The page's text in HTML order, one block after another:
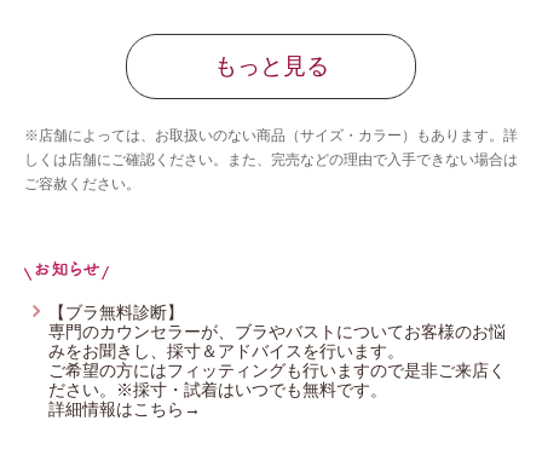
ウイング／ツヤカ
ブロス バイ ワコールメン
ウイング／フフ
もっと見る
※店舗によっては、お取扱いのない商品（サイズ・カラー）もあります。詳
しくは店舗にご確認ください。また、完売などの理由で入手できない場合は
ご容赦ください。
【ブラ無料診断】
専門のカウンセラーが、ブラやバストについてお客様のお悩
みをお聞きし、採寸＆アドバイスを行います。
ご希望の方にはフィッティングも行いますので是非ご来店く
ださい。※採寸・試着はいつでも無料です。
詳細情報はこちら→